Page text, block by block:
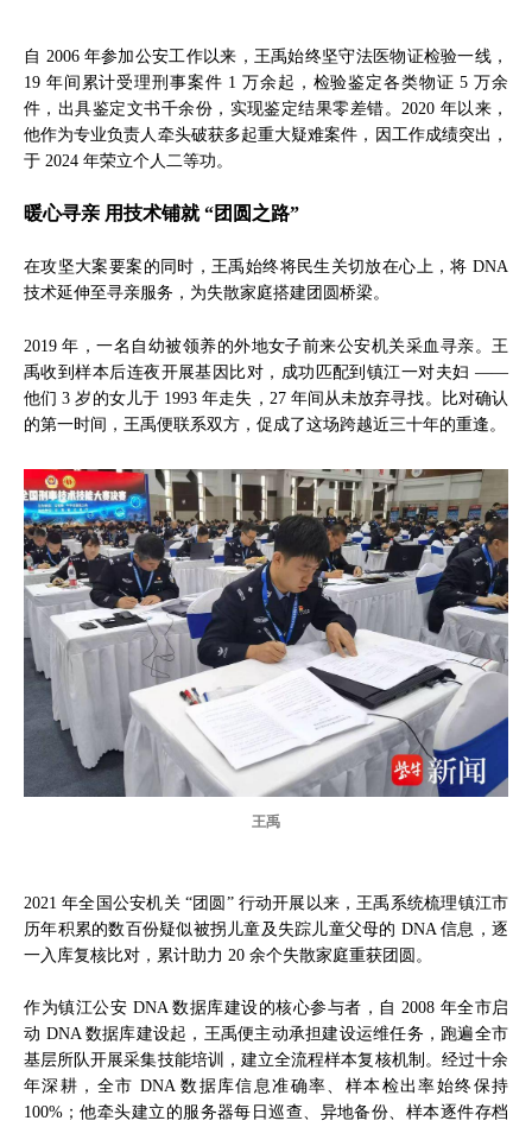
自 2006 年参加公安工作以来，王禹始终坚守法医物证检验一线，
19 年间累计受理刑事案件 1 万余起，检验鉴定各类物证 5 万余
件，出具鉴定文书千余份，实现鉴定结果零差错。2020 年以来，
他作为专业负责人牵头破获多起重大疑难案件，因工作成绩突出，
于 2024 年荣立个人二等功。
暖心寻亲 用技术铺就 “团圆之路”
在攻坚大案要案的同时，王禹始终将民生关切放在心上，将 DNA
技术延伸至寻亲服务，为失散家庭搭建团圆桥梁。
2019 年，一名自幼被领养的外地女子前来公安机关采血寻亲。王
禹收到样本后连夜开展基因比对，成功匹配到镇江一对夫妇 ——
他们 3 岁的女儿于 1993 年走失，27 年间从未放弃寻找。比对确认
的第一时间，王禹便联系双方，促成了这场跨越近三十年的重逢。
王禹
2021 年全国公安机关 “团圆” 行动开展以来，王禹系统梳理镇江市
历年积累的数百份疑似被拐儿童及失踪儿童父母的 DNA 信息，逐
一入库复核比对，累计助力 20 余个失散家庭重获团圆。
作为镇江公安 DNA 数据库建设的核心参与者，自 2008 年全市启
动 DNA 数据库建设起，王禹便主动承担建设运维任务，跑遍全市
基层所队开展采集技能培训，建立全流程样本复核机制。经过十余
年深耕，全市 DNA 数据库信息准确率、样本检出率始终保持
100%；他牵头建立的服务器每日巡查、异地备份、样本逐件存档